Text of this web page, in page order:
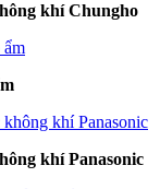
khí Chungho
khí Panasonic